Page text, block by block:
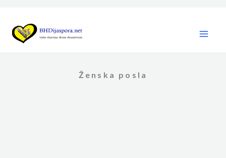
content
Ženska posla